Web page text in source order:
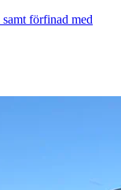
förfinad med